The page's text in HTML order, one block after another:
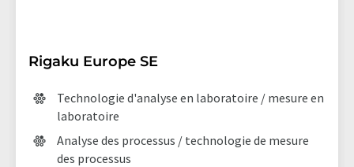
Rigaku Europe SE
Technologie d'analyse en laboratoire / mesure en
laboratoire
Analyse des processus / technologie de mesure
des processus